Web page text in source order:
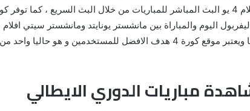
في العالم العربي الأوروبي ، حيث توفر خوادم افلام 4 يو البث المباشر للمباريات من خلال
اهمها برشلونة وريال مدريد واتلتيكو مدريد حصريا ويعتبر موقع كورة 4 هدف